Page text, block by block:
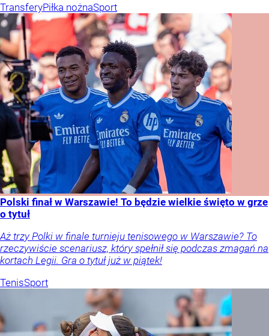
TransferyPiłka nożnaSport
Polski finał w Warszawie! To będzie wielkie święto w grze
o tytuł
Aż trzy Polki w finale turnieju tenisowego w Warszawie? To
rzeczywiście scenariusz, który spełnił się podczas zmagań na
kortach Legii. Gra o tytuł już w piątek!
TenisSport